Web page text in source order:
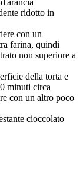
ridotto in
con un
farina, quindi
non superiore a
della torta e
minuti circa
con un altro poco
cioccolato